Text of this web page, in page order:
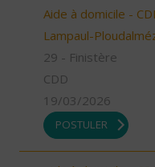
Aide à domicile -
Lampaul-
29 - Finistère
CDD
19/03/2026
POSTULER